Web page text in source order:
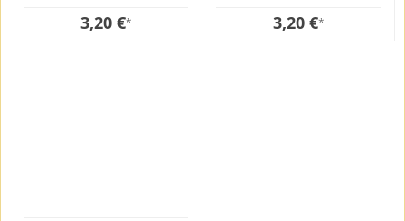
3,20 €* 3,20 €*